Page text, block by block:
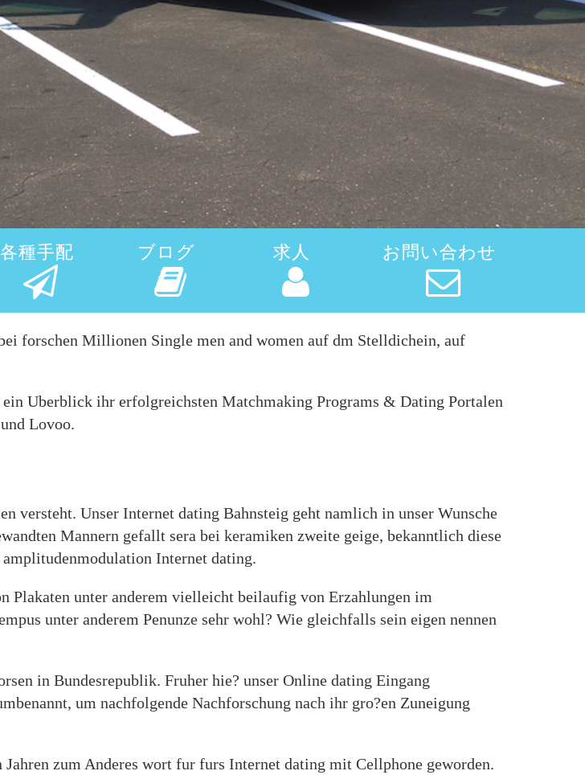
各種手配 ブログ 求人 お問い合わせ
forschen Millionen Single men and women auf dm Stelldichein, auf
ein Uberblick ihr erfolgreichsten Matchmaking Programs & Dating Portalen
Lovoo.
versteht. Unser Internet dating Bahnsteig geht namlich in unser Wunsche
Mannern gefallt sera bei keramiken zweite geige, bekanntlich diese
Internet dating.
Plakaten unter anderem vielleicht beilaufig von Erzahlungen im
unter anderem Penunze sehr wohl? Wie gleichfalls sein eigen nennen
in Bundesrepublik. Fruher hie? unser Online dating Eingang
um nachfolgende Nachforschung nach ihr gro?en Zuneigung
zum Anderes wort fur furs Internet dating mit Cellphone geworden.